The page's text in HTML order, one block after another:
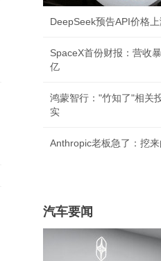
DeepSeek预告API价格
SpaceX首份财报：营收
亿
鸿蒙智行："竹知了"相关
实
Anthropic老板急了：挖
汽车要闻